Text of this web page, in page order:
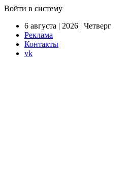
Войти в систему
6 августа | 2026 | Четверг
Реклама
Контакты
vk